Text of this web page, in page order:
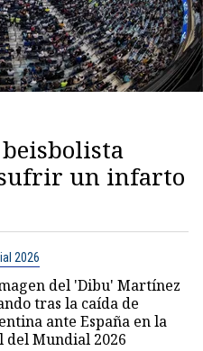
un infarto
2026
del 'Dibu' Martínez
tras la caída de
ante España en la
del Mundial 2026